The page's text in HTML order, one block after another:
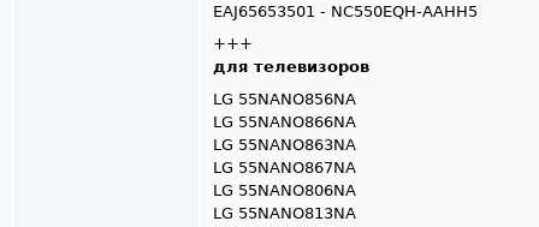
EAJ65653501 - NC550EQH-AAHH5
+++
для телевизоров
LG 55NANO856NA
LG 55NANO866NA
LG 55NANO863NA
LG 55NANO867NA
LG 55NANO806NA
LG 55NANO813NA